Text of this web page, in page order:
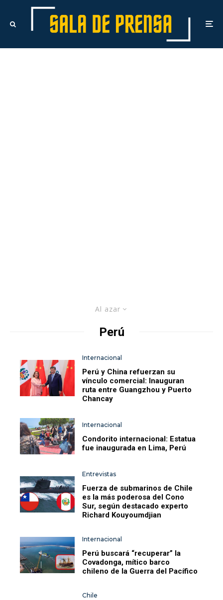
Al azar
Perú
Internacional
Perú y China refuerzan su
vínculo comercial: Inauguran
ruta entre Guangzhou y Puerto
Chancay
Internacional
Condorito internacional: Estatua
fue inaugurada en Lima, Perú
Entrevistas
Fuerza de submarinos de Chile
es la más poderosa del Cono
Sur, según destacado experto
Richard Kouyoumdjian
Internacional
Perú buscará “recuperar” la
Covadonga, mítico barco
chileno de la Guerra del Pacífico
Chile